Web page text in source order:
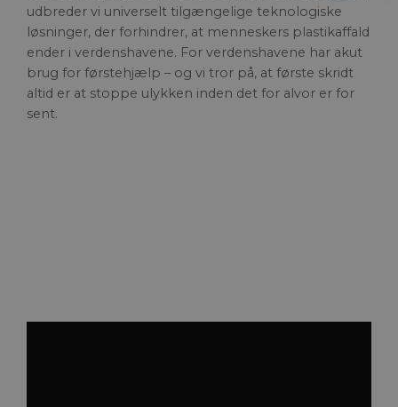
udbreder vi universelt tilgængelige teknologiske
løsninger, der forhindrer, at menneskers plastikaffald
ender i verdenshavene. For verdenshavene har akut
brug for førstehjælp – og vi tror på, at første skridt
altid er at stoppe ulykken inden det for alvor er for
sent.